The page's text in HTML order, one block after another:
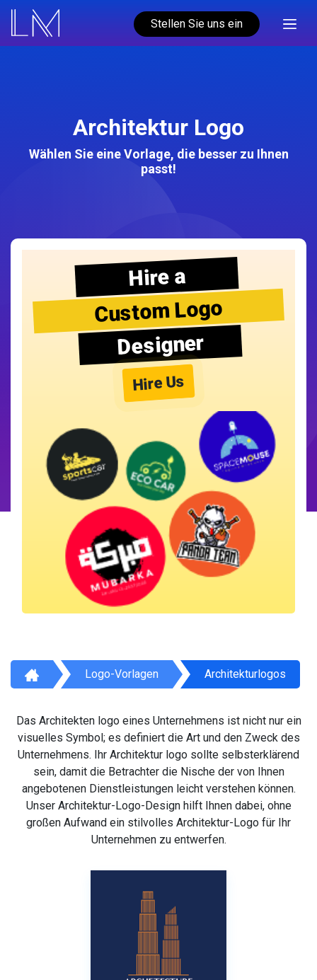
Stellen Sie uns ein
Architektur Logo
Wählen Sie eine Vorlage, die besser zu Ihnen
passt!
Hire a
Custom Logo
Designer
Hire Us
Logo-Vorlagen Architekturlogos
Das Architekten logo eines Unternehmens ist nicht nur ein
visuelles Symbol; es definiert die Art und den Zweck des
Unternehmens. Ihr Architektur logo sollte selbsterklärend
sein, damit die Betrachter die Nische der von Ihnen
angebotenen Dienstleistungen leicht verstehen können.
Unser Architektur-Logo-Design hilft Ihnen dabei, ohne
großen Aufwand ein stilvolles Architektur-Logo für Ihr
Unternehmen zu entwerfen.